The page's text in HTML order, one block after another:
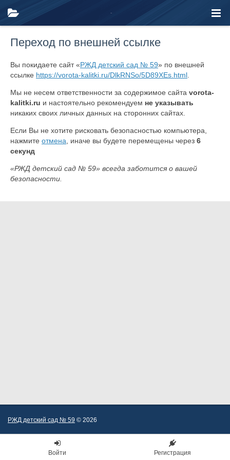
Переход по внешней ссылке
Вы покидаете сайт «РЖД детский сад № 59» по внешней
ссылке https://vorota-kalitki.ru/DlkRNSo/5D89XEs.html
Мы не несем ответственности за содержимое сайта vorota-
kalitki.ru и настоятельно рекомендуем не указывать
никаких своих личных данных на сторонних сайтах.
Если Вы не хотите рисковать безопасностью компьютера,
нажмите отмена , иначе вы будете перемещены через 6
секунд
«РЖД детский сад № 59» всегда заботится о вашей
безопасности.
РЖД детский сад № 59 © 2026
Войти Регистрация